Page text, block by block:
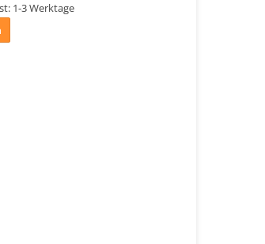
1-3 Werktage